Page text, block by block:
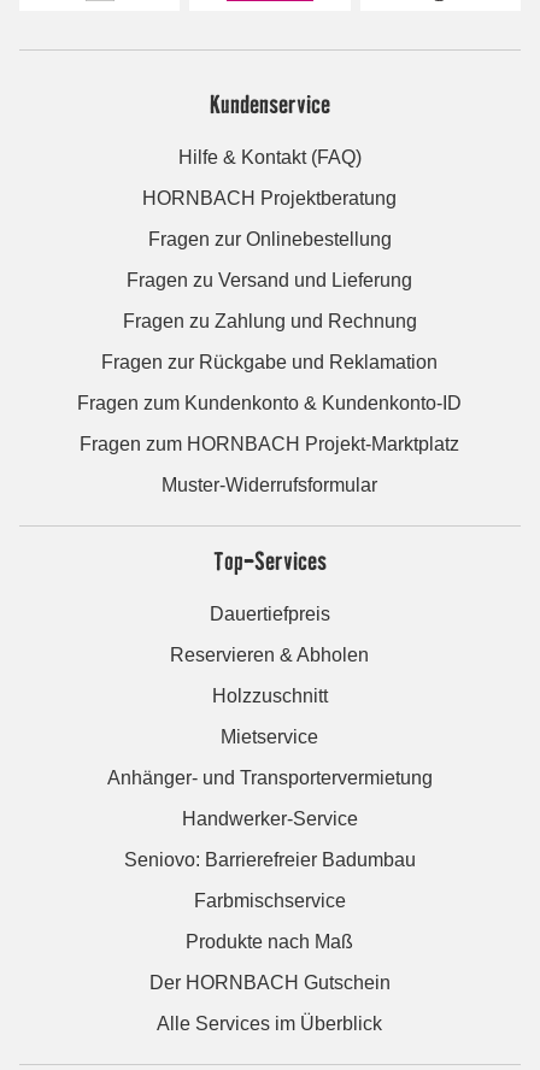
Kundenservice
Hilfe & Kontakt (FAQ)
HORNBACH Projektberatung
Fragen zur Onlinebestellung
Fragen zu Versand und Lieferung
Fragen zu Zahlung und Rechnung
Fragen zur Rückgabe und Reklamation
Fragen zum Kundenkonto & Kundenkonto-ID
Fragen zum HORNBACH Projekt-Marktplatz
Muster-Widerrufsformular
Top-Services
Dauertiefpreis
Reservieren & Abholen
Holzzuschnitt
Mietservice
Anhänger- und Transportervermietung
Handwerker-Service
Seniovo: Barrierefreier Badumbau
Farbmischservice
Produkte nach Maß
Der HORNBACH Gutschein
Alle Services im Überblick